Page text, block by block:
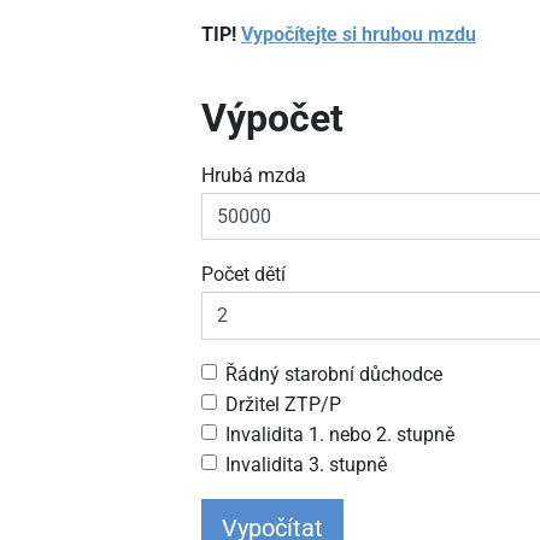
TIP! Vypočítejte si hrubou mzdu
Výpočet
Hrubá mzda
Počet dětí
Řádný starobní důchodce
Držitel ZTP/P
Invalidita 1. nebo 2. stupně
Invalidita 3. stupně
Vypočítat